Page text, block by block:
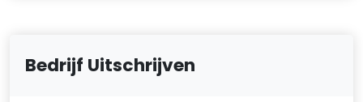
Bedrijf Uitschrijven